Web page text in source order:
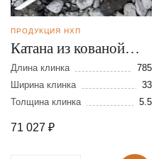
ПРОДУКЦИЯ НХП
Катана из кованой
стали Х12МФ
Длина клинка
785
Ширина клинка
33
Толщина клинка
5.5
71 027 ₽